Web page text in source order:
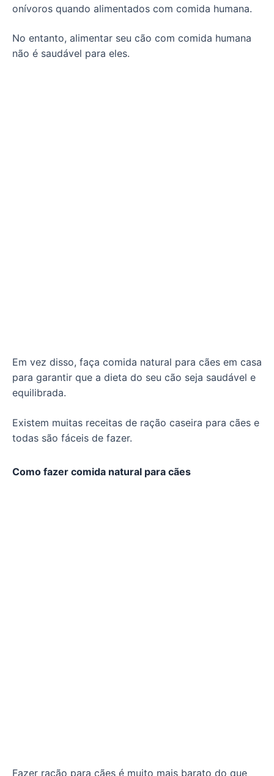
onívoros quando alimentados com comida humana.
No entanto, alimentar seu cão com comida humana
não é saudável para eles.
Em vez disso, faça comida natural para cães em casa
para garantir que a dieta do seu cão seja saudável e
equilibrada.
Existem muitas receitas de ração caseira para cães e
todas são fáceis de fazer.
Como fazer comida natural para cães
Fazer ração para cães é muito mais barato do que